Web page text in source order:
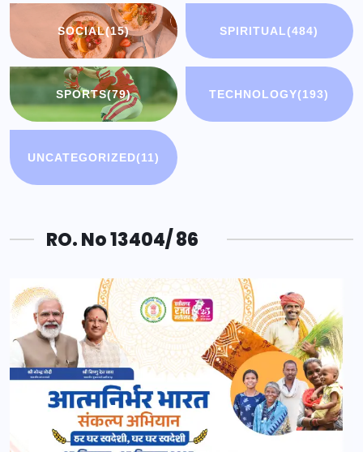
SOCIAL(15) SPIRITUAL(484)
SPORTS(79) TECHNOLOGY(193)
UNCATEGORIZED(11)
RO. No 13404/ 86